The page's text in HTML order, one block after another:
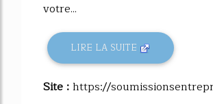
votre...
LIRE LA SUITE
Site :https://